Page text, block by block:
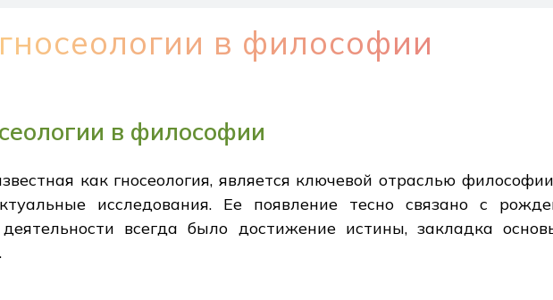
в философии
в философии
как гносеология, является ключевой отраслью
исследования. Ее появление тесно связано с
деятельности всегда было достижение истины, закладка